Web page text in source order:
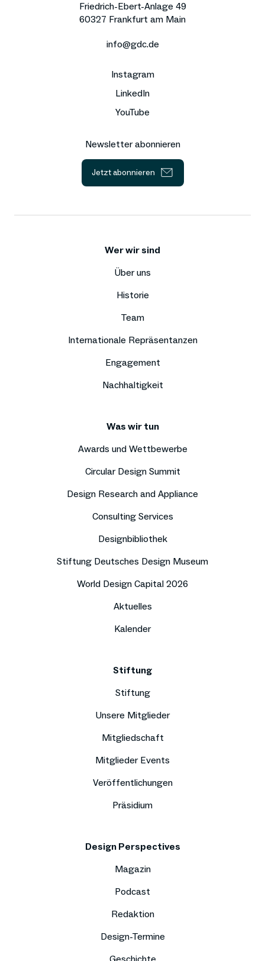
Friedrich-Ebert-Anlage 49
60327 Frankfurt am Main
info@gdc.de
Instagram
LinkedIn
YouTube
Newsletter abonnieren
Jetzt abonnieren
Wer wir sind
Über uns
Historie
Team
Internationale Repräsentanzen
Engagement
Nachhaltigkeit
Was wir tun
Awards und Wettbewerbe
Circular Design Summit
Design Research and Appliance
Consulting Services
Designbibliothek
Stiftung Deutsches Design Museum
World Design Capital 2026
Aktuelles
Kalender
Stiftung
Stiftung
Unsere Mitglieder
Mitgliedschaft
Mitglieder Events
Veröffentlichungen
Präsidium
Design Perspectives
Magazin
Podcast
Redaktion
Design-Termine
Geschichte